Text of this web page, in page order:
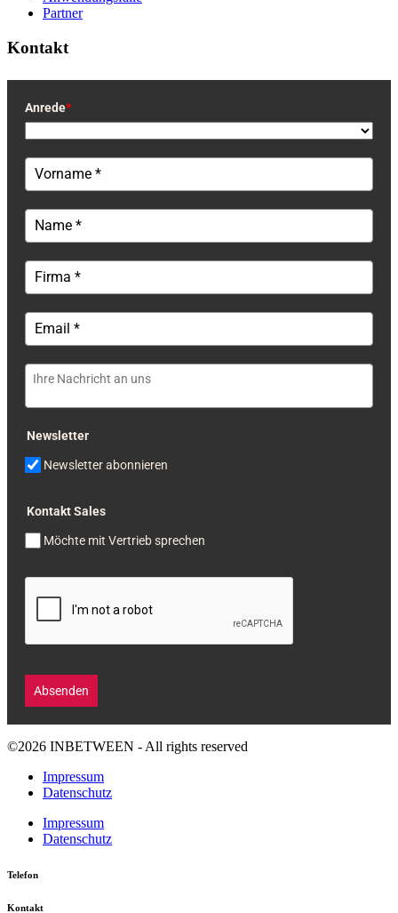
Partner
Kontakt
Anrede*
Newsletter
Newsletter abonnieren
Kontakt Sales
Möchte mit Vertrieb sprechen
Absenden
©2026 INBETWEEN - All rights reserved
Impressum
Datenschutz
Impressum
Datenschutz
Telefon
Kontakt